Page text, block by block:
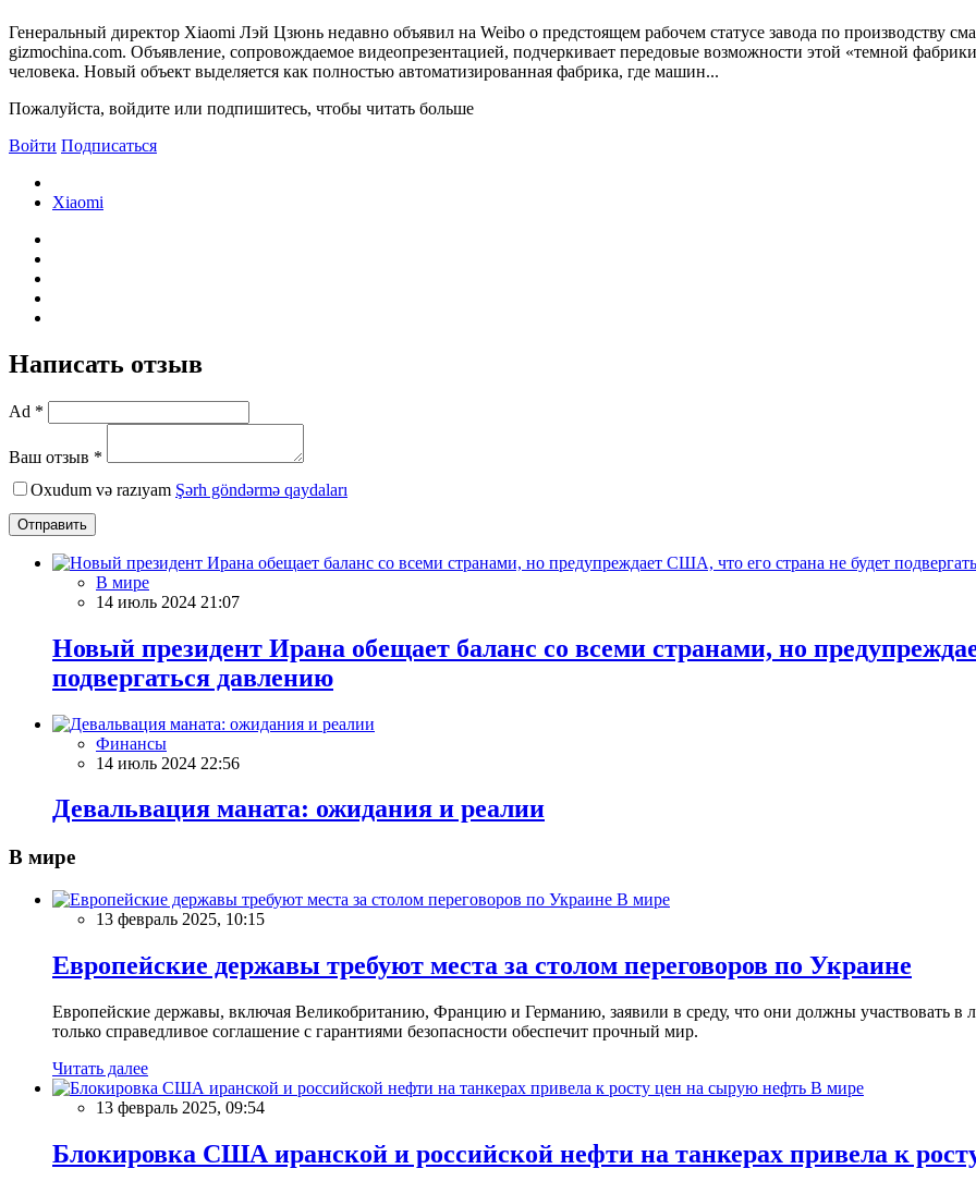
Генеральный директор Xiaomi Лэй Цзюнь недавно объявил на Weibo о предстоящем рабочем статусе завода по производству
gizmochina.com. Объявление, сопровождаемое видеопрезентацией, подчеркивает передовые возможности этой «темной
человека. Новый объект выделяется как полностью автоматизированная фабрика, где машин...
Пожалуйста, войдите или подпишитесь, чтобы читать больше
Войти Подписаться
Xiaomi
Написать отзыв
Ad *
Ваш отзыв *
Oxudum və razıyam Şərh göndərmə qaydaları
Отправить
В мире
14 июль 2024 21:07
Новый президент Ирана обещает баланс со всеми странами, но
подвергаться давлению
Финансы
14 июль 2024 22:56
Девальвация маната: ожидания и реалии
В мире
В мире
13 февраль 2025, 10:15
Европейские державы требуют места за столом переговоров по Украине
Европейские державы, включая Великобританию, Францию и Германию, заявили в среду, что они должны участвовать в
только справедливое соглашение с гарантиями безопасности обеспечит прочный мир.
Читать далее
В мире
13 февраль 2025, 09:54
Блокировка США иранской и российской нефти на танкерах привела к